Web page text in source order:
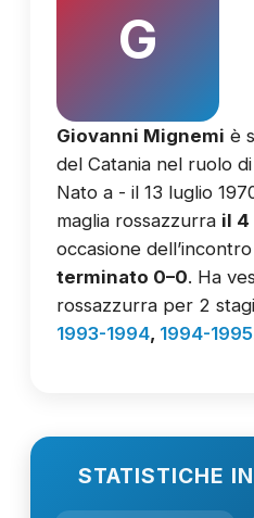
G
Giovanni Mignemi è
del Catania nel ruolo di
Nato a - il 13 luglio
maglia rossazzurra il 4
occasione dell’incontro
terminato 0–0. Ha
rossazzurra per 2
1993-1994, 1994-1995
STATISTICHE